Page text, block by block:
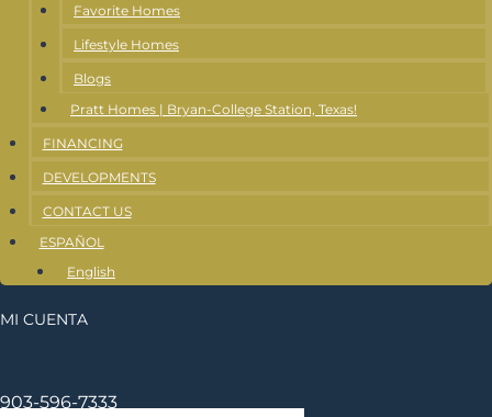
Favorite Homes
Lifestyle Homes
Blogs
Pratt Homes | Bryan-College Station, Texas!
FINANCING
DEVELOPMENTS
CONTACT US
ESPAÑOL
English
MI CUENTA
903-596-7333